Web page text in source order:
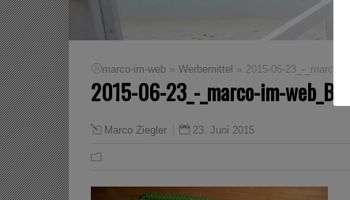
marco-im-web » Werbemittel » 2015-06-23_-_marco-
2015-06-23_-_marco-im-
Marco Ziegler 23. Juni 2015